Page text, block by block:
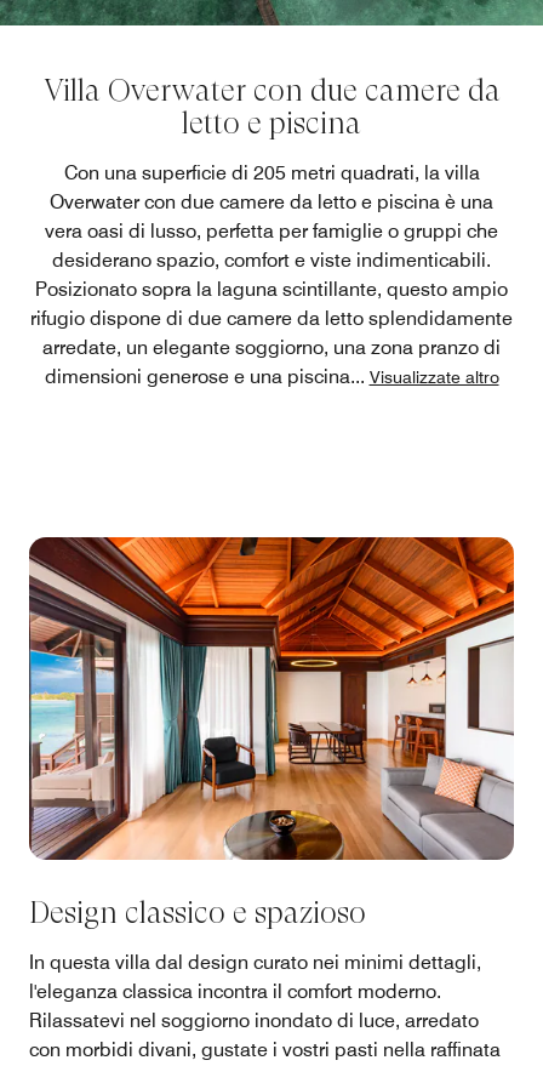
Villa Overwater con due camere da
letto e piscina
Con una superficie di 205 metri quadrati, la villa
Overwater con due camere da letto e piscina è una
vera oasi di lusso, perfetta per famiglie o gruppi che
desiderano spazio, comfort e viste indimenticabili.
Posizionato sopra la laguna scintillante, questo ampio
rifugio dispone di due camere da letto splendidamente
arredate, un elegante soggiorno, una zona pranzo di
dimensioni generose e una piscina... Visualizzate altro
Design classico e spazioso
In questa villa dal design curato nei minimi dettagli,
l'eleganza classica incontra il comfort moderno.
Rilassatevi nel soggiorno inondato di luce, arredato
con morbidi divani, gustate i vostri pasti nella raffinata